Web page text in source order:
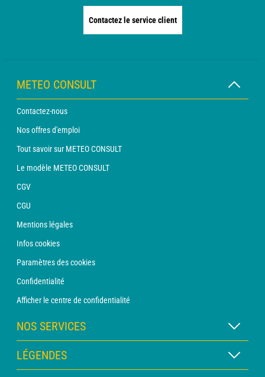
Contactez le service client
METEO CONSULT
Contactez-nous
Nos offres d'emploi
Tout savoir sur METEO CONSULT
Le modèle METEO CONSULT
CGV
CGU
Mentions légales
Infos cookies
Paramètres des cookies
Confidentialité
Afficher le centre de confidentialité
NOS SERVICES
Abonnement METEO Xpert
Abonnement METEO PRO
LÉGENDES